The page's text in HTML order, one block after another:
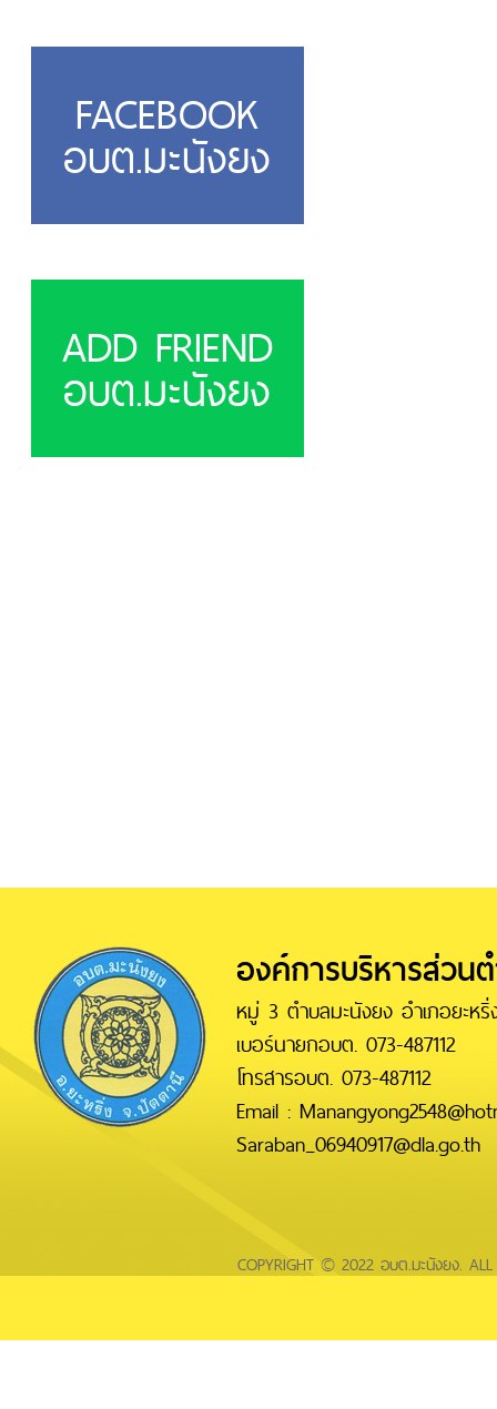
FACEBOOK
อบต.มะนังยง
ADD FRIEND
อบต.มะนังยง
องค์การบริหารส่วน
หมู่ 3 ตำบลมะนังยง อำเภอยะห
เบอร์นายกอบต. 073-487112
โทรสารอบต. 073-487112
Email :
Saraban_06940917@dla.go.th
COPYRIGHT © 2022 อบต.มะนังยง. ALL